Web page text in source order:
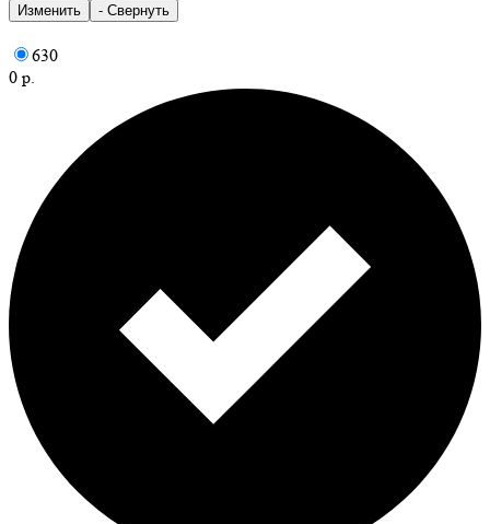
Изменить - Свернуть
630
0 р.